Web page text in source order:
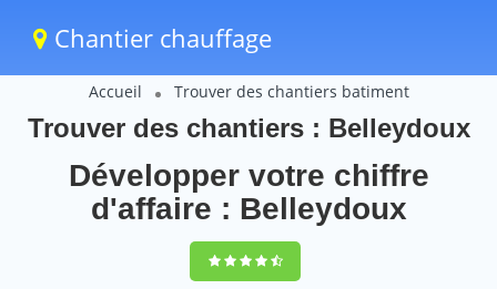
Chantier chauffage
Accueil Trouver des chantiers batiment
Trouver des chantiers : Belleydoux
Développer votre chiffre
d'affaire : Belleydoux